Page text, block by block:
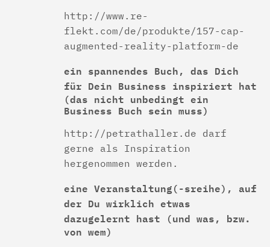
http://www.re-
flekt.com/de/produkte/157-cap-
augmented-reality-platform-de
ein spannendes Buch, das Dich
für Dein Business inspiriert hat
(das nicht unbedingt ein
Business Buch sein muss)
http://petrathaller.de darf
gerne als Inspiration
hergenommen werden.
eine Veranstaltung(-sreihe), auf
der Du wirklich etwas
dazugelernt hast (und was, bzw.
von wem)